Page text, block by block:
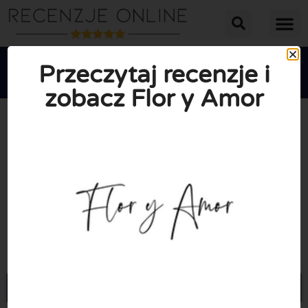
 
ŚREDNIA OCENA: 10/10
Przeczytaj recenzje i
zobacz Flor y Amor